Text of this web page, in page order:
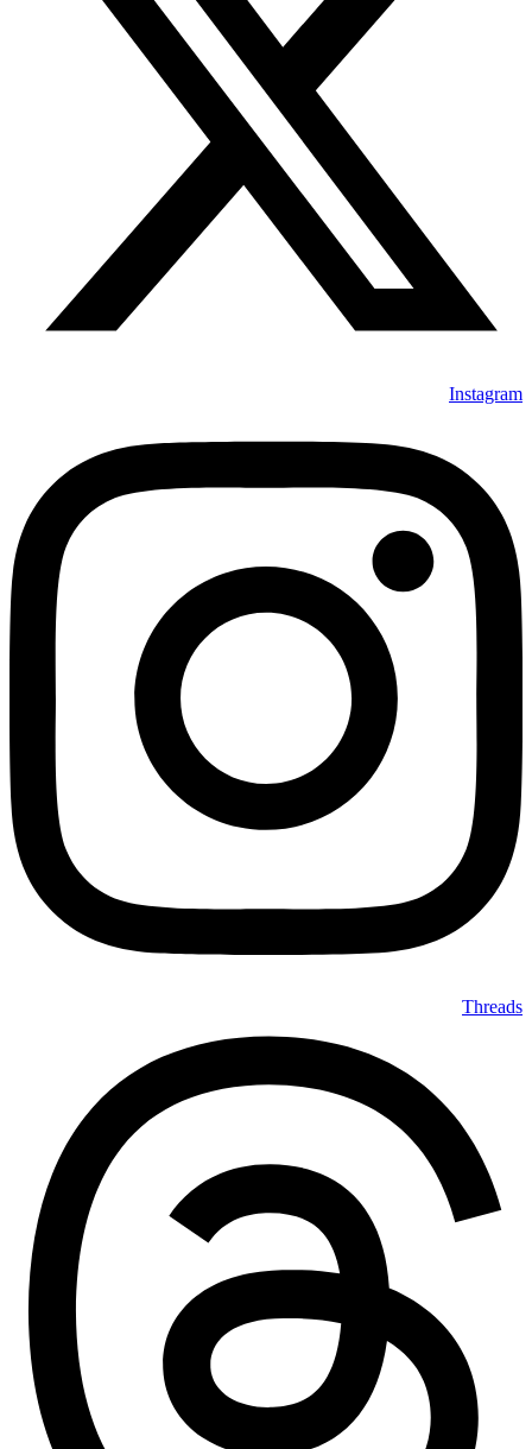
Instagram
Threads